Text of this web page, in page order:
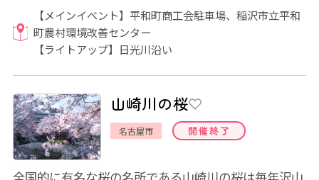
【メインイベント】平和町商工会駐車場、稲沢市立平和
町農村環境改善センター
【ライトアップ】日光川沿い
山崎川の桜
名古屋市 開催終了